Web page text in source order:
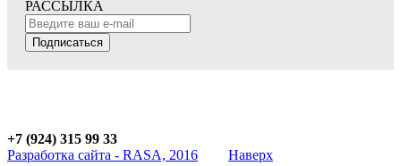
РАССЫЛКА
Подписаться
+7 (924) 315 99 33
Разработка сайта - RASA, 2016
Наверх